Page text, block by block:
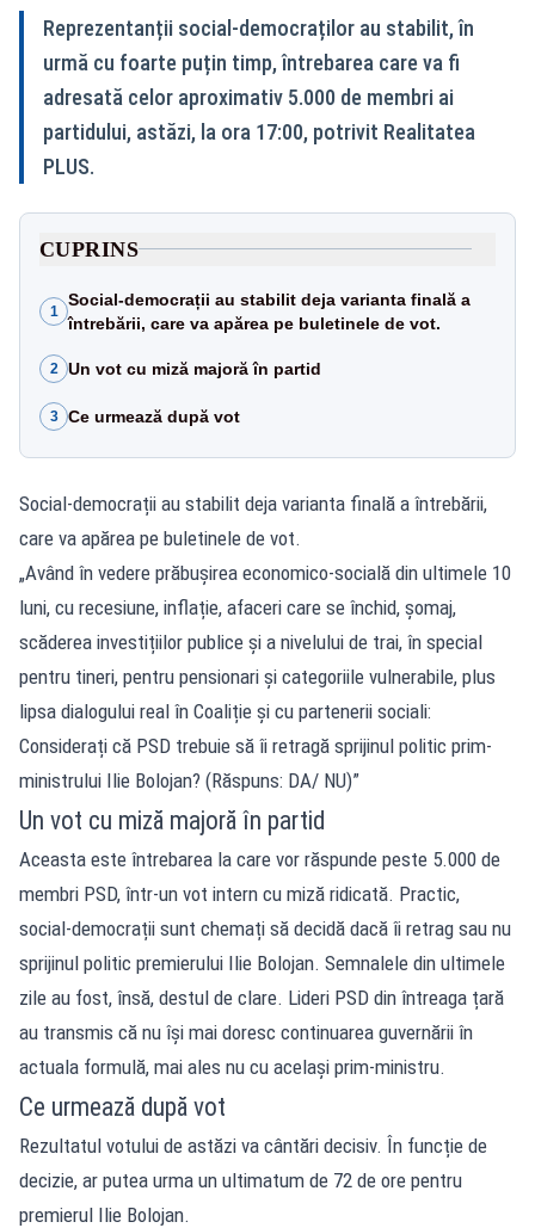
Reprezentanții social-democraților au stabilit, în
urmă cu foarte puțin timp, întrebarea care va fi
adresată celor aproximativ 5.000 de membri ai
partidului, astăzi, la ora 17:00, potrivit Realitatea
PLUS.
CUPRINS
1
Social-democrații au stabilit deja varianta finală a
întrebării, care va apărea pe buletinele de vot.
2 Un vot cu miză majoră în partid
3 Ce urmează după vot
Social-democrații au stabilit deja varianta finală a întrebării,
care va apărea pe buletinele de vot.
„Având în vedere prăbușirea economico-socială din ultimele 10
luni, cu recesiune, inflație, afaceri care se închid, șomaj,
scăderea investițiilor publice și a nivelului de trai, în special
pentru tineri, pentru pensionari și categoriile vulnerabile, plus
lipsa dialogului real în Coaliție și cu partenerii sociali:
Considerați că PSD trebuie să îi retragă sprijinul politic prim-
ministrului Ilie Bolojan? (Răspuns: DA/ NU)”
Un vot cu miză majoră în partid
Aceasta este întrebarea la care vor răspunde peste 5.000 de
membri PSD, într-un vot intern cu miză ridicată. Practic,
social-democrații sunt chemați să decidă dacă îi retrag sau nu
sprijinul politic premierului Ilie Bolojan. Semnalele din ultimele
zile au fost, însă, destul de clare. Lideri PSD din întreaga țară
au transmis că nu își mai doresc continuarea guvernării în
actuala formulă, mai ales nu cu același prim-ministru.
Ce urmează după vot
Rezultatul votului de astăzi va cântări decisiv. În funcție de
decizie, ar putea urma un ultimatum de 72 de ore pentru
premierul Ilie Bolojan.